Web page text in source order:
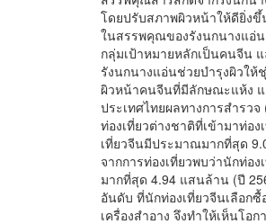
โดยปรับสภาพผิวหน้าให้ดียิ่ง
ในสรรพคุณของรังนกนางแอ่น
กลุ่มเป้าหมายหลักเป็นคนจีน
รังนกนางแอ่นช่วยบำรุงผิวใ
ผิวหน้าคนจีนที่มีลักษณะแห้ง แ
ประเทศไทยผลทางการสำรว
ท่องเที่ยวต่างชาติที่เข้ามาท่อ
เที่ยวจีนมีประมาณมากที่สุด
จากการท่องเที่ยวพบว่านักท่อ
มากที่สุด 4.94 แสนล้าน (ปี
อันดับ ที่นักท่องเที่ยวจีนเลือก
เครื่องสำอาง จึงทำให้เห็นโอ